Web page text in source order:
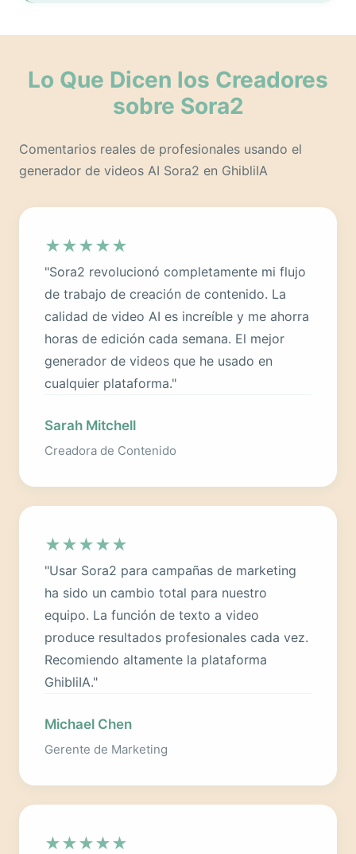
Lo Que Dicen los Creadores
sobre Sora2
Comentarios reales de profesionales usando el
generador de videos AI Sora2 en GhibliIA
★★★★★
"Sora2 revolucionó completamente mi flujo
de trabajo de creación de contenido. La
calidad de video AI es increíble y me ahorra
horas de edición cada semana. El mejor
generador de videos que he usado en
cualquier plataforma."
Sarah Mitchell
Creadora de Contenido
★★★★★
"Usar Sora2 para campañas de marketing
ha sido un cambio total para nuestro
equipo. La función de texto a video
produce resultados profesionales cada vez.
Recomiendo altamente la plataforma
GhibliIA."
Michael Chen
Gerente de Marketing
★★★★★